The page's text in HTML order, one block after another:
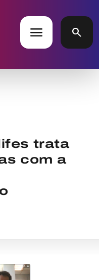
menu search
trata
com a